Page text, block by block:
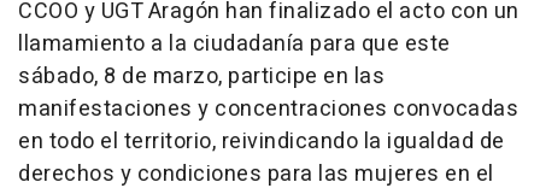
CCOO y UGT Aragón han finalizado el acto con un
llamamiento a la ciudadanía para que este
sábado, 8 de marzo, participe en las
manifestaciones y concentraciones convocadas
en todo el territorio, reivindicando la igualdad de
derechos y condiciones para las mujeres en el